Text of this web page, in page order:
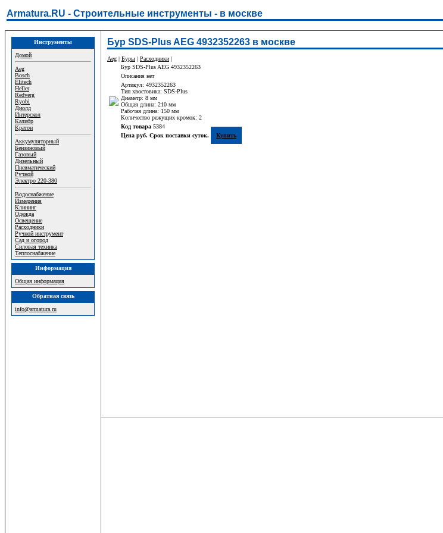
Armatura.RU - Строительные инструменты - в москве
Инструменты
Домой
Aeg
Bosch
Elitech
Heller
Redverg
Ryobi
Диолд
Интерскол
Калибр
Кратон
Аккумуляторный
Бензиновый
Газовый
Дизельный
Пневматический
Ручной
Электро 220-380
Водоснабжение
Измерения
Клининг
Одежда
Освещение
Расходники
Ручной инструмент
Сад и огород
Силовая техника
Теплоснабжение
Информация
Общая информация
Обратная связь
info@armatura.ru
Бур SDS-Plus AEG 4932352263 в москве
Aeg | Буры | Расходники |
Бур SDS-Plus AEG 4932352263
Описания нет
Артикул: 4932352263
Тип хвостовика: SDS-Plus
Диаметр: 8 мм
Общая длина: 210 мм
Рабочая длина: 150 мм
Количество режущих кромок: 2
Код товара 5384
Цена руб. Срок поставки суток.
Купить